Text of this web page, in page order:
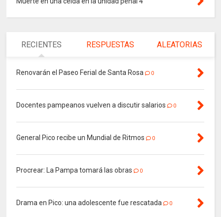
RECIENTES RESPUESTAS ALEATORIAS
Renovarán el Paseo Ferial de Santa Rosa 0
Docentes pampeanos vuelven a discutir salarios 0
General Pico recibe un Mundial de Ritmos 0
Procrear: La Pampa tomará las obras 0
Drama en Pico: una adolescente fue rescatada 0